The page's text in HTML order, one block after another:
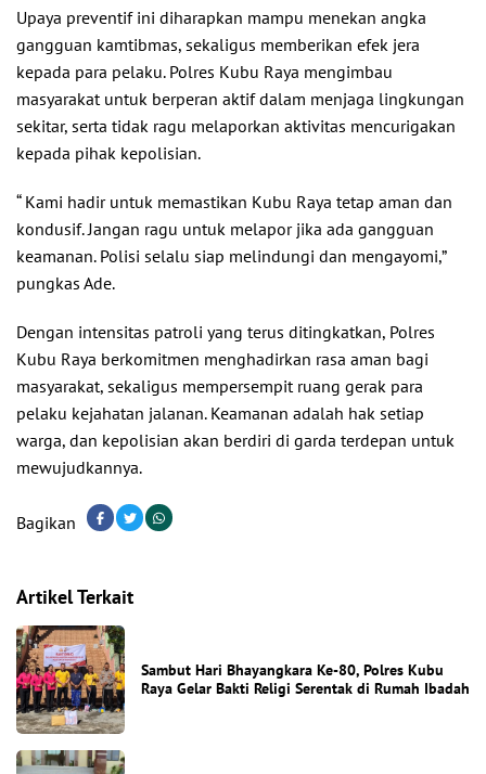
Upaya preventif ini diharapkan mampu menekan angka
gangguan kamtibmas, sekaligus memberikan efek jera
kepada para pelaku. Polres Kubu Raya mengimbau
masyarakat untuk berperan aktif dalam menjaga lingkungan
sekitar, serta tidak ragu melaporkan aktivitas mencurigakan
kepada pihak kepolisian.
“ Kami hadir untuk memastikan Kubu Raya tetap aman dan
kondusif. Jangan ragu untuk melapor jika ada gangguan
keamanan. Polisi selalu siap melindungi dan mengayomi,”
pungkas Ade.
Dengan intensitas patroli yang terus ditingkatkan, Polres
Kubu Raya berkomitmen menghadirkan rasa aman bagi
masyarakat, sekaligus mempersempit ruang gerak para
pelaku kejahatan jalanan. Keamanan adalah hak setiap
warga, dan kepolisian akan berdiri di garda terdepan untuk
mewujudkannya.
Bagikan
Artikel Terkait
Sambut Hari Bhayangkara Ke-80, Polres Kubu
Raya Gelar Bakti Religi Serentak di Rumah Ibadah